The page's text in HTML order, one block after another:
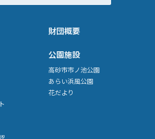
財団概要
公園施設
高砂市市ノ池公園
あらい浜風公園
花だより